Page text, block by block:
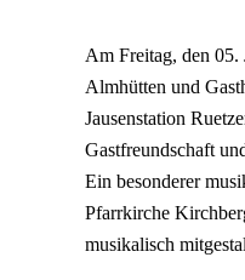
Am Freitag, den 05.
Almhütten und
Jausenstation
Gastfreundschaft
Ein besonderer
Pfarrkirche
musikalisch